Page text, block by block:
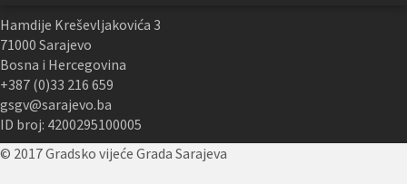
Hamdije Kreševljakovića 3
71000 Sarajevo
Bosna i Hercegovina
+387 (0)33 216 659
gsgv@sarajevo.ba
ID broj: 4200295100005
© 2017 Gradsko vijeće Grada Sarajeva